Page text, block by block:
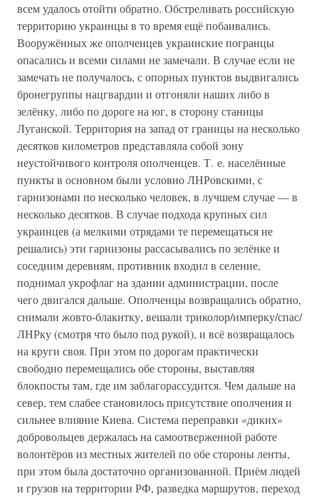
всем удалось отойти обратно. Обстреливать российскую
территорию украинцы в то время ещё побаивались.
Вооружённых же ополченцев украинские погранцы
опасались и всеми силами не замечали. В случае если не
замечать не получалось, с опорных пунктов выдвигались
бронегруппы нацгвардии и отгоняли наших либо в
зелёнку, либо по дороге на юг, в сторону станицы
Луганской. Территория на запад от границы на несколько
десятков километров представляла собой зону
неустойчивого контроля ополченцев. Т. е. населённые
пункты в основном были условно ЛНРовскими, с
гарнизонами по несколько человек, в лучшем случае — в
несколько десятков. В случае подхода крупных сил
украинцев (а мелкими отрядами те перемещаться не
решались) эти гарнизоны рассасывались по зелёнке и
соседним деревням, противник входил в селение,
поднимал укрофлаг на здании администрации, после
чего двигался дальше. Ополченцы возвращались обратно,
снимали жовто-блакитку, вешали триколор/имперку/спас/
ЛНРку (смотря что было под рукой), и всё возвращалось
на круги своя. При этом по дорогам практически
свободно перемещались обе стороны, выставляя
блокпосты там, где им заблагорассудится. Чем дальше на
север, тем слабее становилось присутствие ополчения и
сильнее влияние Киева. Система переправки «диких»
добровольцев держалась на самоотверженной работе
волонтёров из местных жителей по обе стороны ленты,
при этом была достаточно организованной. Приём людей
и грузов на территории РФ, разведка маршрутов, переход